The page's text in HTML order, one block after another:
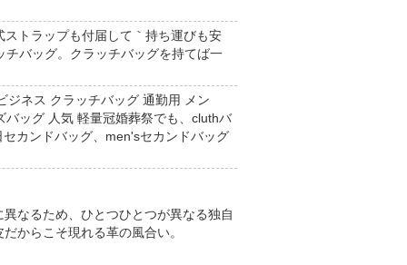
トラップも付届して｀持ち運びも安
バッグ。クラッチバッグを持てば一
ジネス クラッチバッグ 通勤用 メン
ッグ 人気 軽量冠婚葬祭でも、cluthバ
カンドバッグ、men'sセカンドバッグ
なるため、ひとつひとつが異なる独自
からこそ現れる革の風合い。